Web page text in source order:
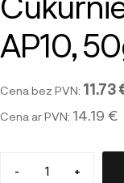
AP10,
Cena bez PVN: 11.73
Cena ar PVN: 14.19 €
- +